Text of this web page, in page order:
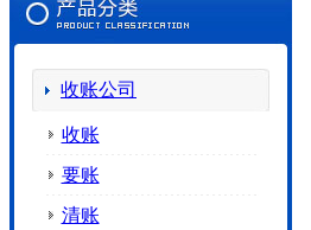
收账公司
收账
要账
清账